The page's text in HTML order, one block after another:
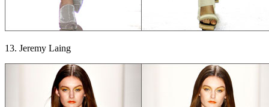
13. Jeremy Laing